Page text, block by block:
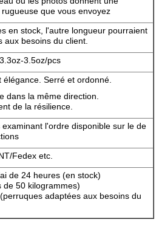
que vous envoyez
en stock, l'autre longueur pourraient
aux besoins du client.
3.5oz/pcs
élégance. Serré et ordonné.
dans la même direction.
de la résilience.
examinant l'ordre disponible sur le de
Fedex etc.
de 24 heures (en stock)
de 50 kilogrammes)
adaptées aux besoins du